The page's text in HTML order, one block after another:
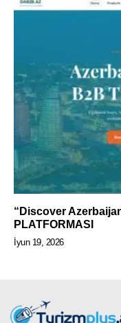
“Discover
PLATFORMASI
İyun 19, 2026